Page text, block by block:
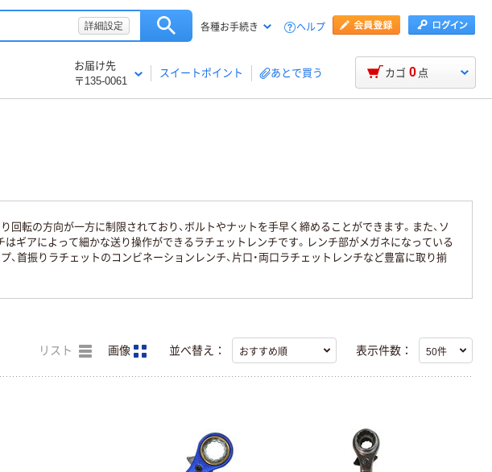
詳細設定 各種お手続き ヘルプ
お届け先
〒135-0061
スイートポイント あとで買う カゴ 0 点
転の方向が一方に制限されており、ボルトやナットを手早く締めることができます。また、ソ
ギアによって細かな送り操作ができるラチェットレンチです。レンチ部がメガネになっている
首振りラチェットのコンビネーションレンチ、片口・両口ラチェットレンチなど豊富に取り揃
リスト 画像 並べ替え： 表示件数：